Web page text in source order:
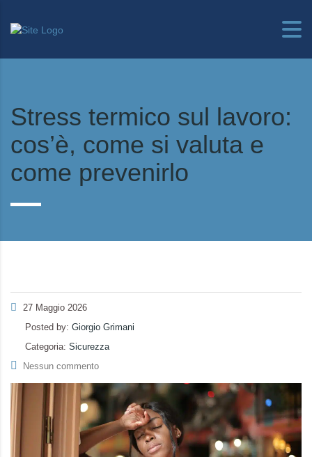
Stress termico sul lavoro:
cos’è, come si valuta e
come prevenirlo
27 Maggio 2026
Posted by: Giorgio Grimani
Categoria: Sicurezza
Nessun commento